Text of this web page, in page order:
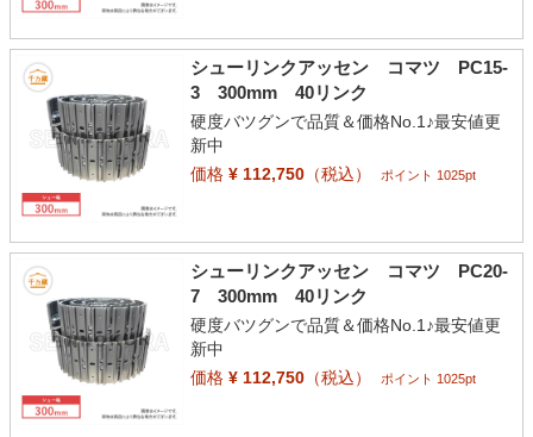
シューリンクアッセン コマツ PC15-
3 300mm 40リンク
硬度バツグンで品質＆価格No.1♪最安値更
新中
価格¥ 112,750（税込） ポイント 1025pt
シューリンクアッセン コマツ PC20-
7 300mm 40リンク
硬度バツグンで品質＆価格No.1♪最安値更
新中
価格¥ 112,750（税込） ポイント 1025pt